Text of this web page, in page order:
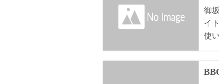
御
イ
使